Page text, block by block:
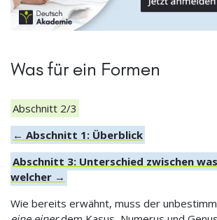
Was für ein Formen
Abschnitt 2/3
← Abschnitt 1: Überblick
Abschnitt 3: Unterschied zwischen
welcher →
Wie bereits erwähnt, muss der